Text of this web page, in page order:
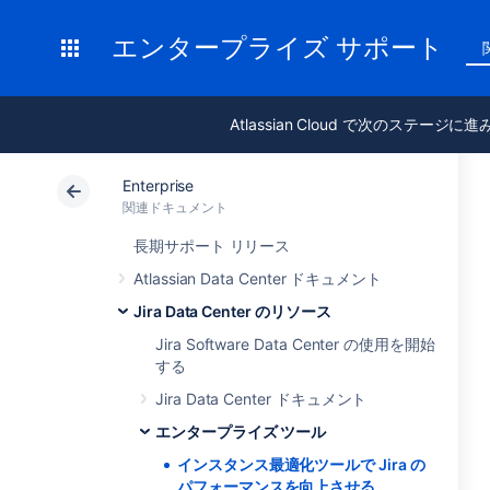
エンタープライズ サポート
Atlassian Cloud で次のステージに進
Enterprise
関連ドキュメント
長期サポート リリース
Atlassian Data Center ドキュメント
Jira Data Center のリソース
Jira Software Data Center の使用を開始
する
Jira Data Center ドキュメント
エンタープライズ ツール
インスタンス最適化ツールで Jira の
パフォーマンスを向上させる